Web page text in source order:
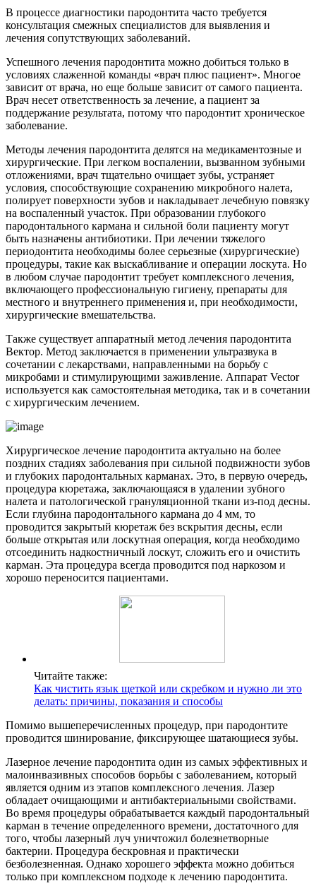
В процессе диагностики пародонтита часто требуется
консультация смежных специалистов для выявления и
лечения сопутствующих заболеваний.
Успешного лечения пародонтита можно добиться только в
условиях слаженной команды «врач плюс пациент». Многое
зависит от врача, но еще больше зависит от самого пациента.
Врач несет ответственность за лечение, а пациент за
поддержание результата, потому что пародонтит хроническое
заболевание.
Методы лечения пародонтита делятся на медикаментозные и
хирургические. При легком воспалении, вызванном зубными
отложениями, врач тщательно очищает зубы, устраняет
условия, способствующие сохранению микробного налета,
полирует поверхности зубов и накладывает лечебную повязку
на воспаленный участок. При образовании глубокого
пародонтального кармана и сильной боли пациенту могут
быть назначены антибиотики. При лечении тяжелого
периодонтита необходимы более серьезные (хирургические)
процедуры, такие как выскабливание и операции лоскута. Но
в любом случае пародонтит требует комплексного лечения,
включающего профессиональную гигиену, препараты для
местного и внутреннего применения и, при необходимости,
хирургические вмешательства.
Также существует аппаратный метод лечения пародонтита
Вектор. Метод заключается в применении ультразвука в
сочетании с лекарствами, направленными на борьбу с
микробами и стимулирующими заживление. Аппарат Vector
используется как самостоятельная методика, так и в сочетании
с хирургическим лечением.
Хирургическое лечение пародонтита актуально на более
поздних стадиях заболевания при сильной подвижности зубов
и глубоких пародонтальных карманах. Это, в первую очередь,
процедура кюретажа, заключающаяся в удалении зубного
налета и патологической грануляционной ткани из-под десны.
Если глубина пародонтального кармана до 4 мм, то
проводится закрытый кюретаж без вскрытия десны, если
больше открытая или лоскутная операция, когда необходимо
отсоединить надкостничный лоскут, сложить его и очистить
карман. Эта процедура всегда проводится под наркозом и
хорошо переносится пациентами.
Читайте также:
Как чистить язык щеткой или скребком и нужно ли это
делать: причины, показания и способы
Помимо вышеперечисленных процедур, при пародонтите
проводится шинирование, фиксирующее шатающиеся зубы.
Лазерное лечение пародонтита один из самых эффективных и
малоинвазивных способов борьбы с заболеванием, который
является одним из этапов комплексного лечения. Лазер
обладает очищающими и антибактериальными свойствами.
Во время процедуры обрабатывается каждый пародонтальный
карман в течение определенного времени, достаточного для
того, чтобы лазерный луч уничтожил болезнетворные
бактерии. Процедура бескровная и практически
безболезненная. Однако хорошего эффекта можно добиться
только при комплексном подходе к лечению пародонтита.